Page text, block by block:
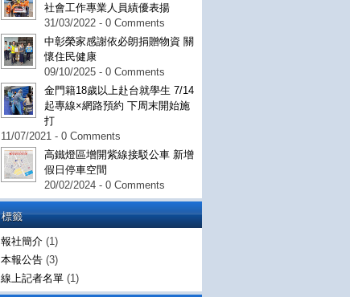
社會工作專業人員績優表揚
31/03/2022 - 0 Comments
中彰榮家感謝依必朗捐贈物資 關
懷住民健康
09/10/2025 - 0 Comments
金門籍18歲以上赴台就學生 7/14
起專線×網路預約 下周末開始施
打
11/07/2021 - 0 Comments
高鐵燈區增開紫線接駁公車 新增
假日停車空間
20/02/2024 - 0 Comments
標籤
報社簡介 (1)
本報公告 (3)
線上記者名單 (1)